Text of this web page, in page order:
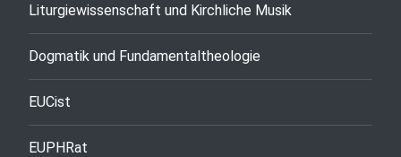
Liturgiewissenschaft und Kirchliche Musik
Dogmatik und Fundamentaltheologie
EUCist
EUPHRat